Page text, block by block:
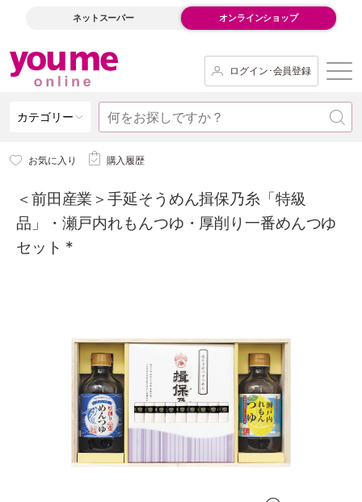
ネットスーパー オンラインショップ
ログイン･会員登録
カテゴリー
お気に入り 購入履歴
＜前田産業＞手延そうめん揖保乃糸「特級
品」・瀬戸内れもんつゆ・厚削り一番めんつゆ
セット *